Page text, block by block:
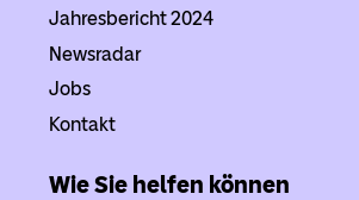
Jahresbericht 2024
Newsradar
Jobs
Kontakt
Wie Sie helfen können